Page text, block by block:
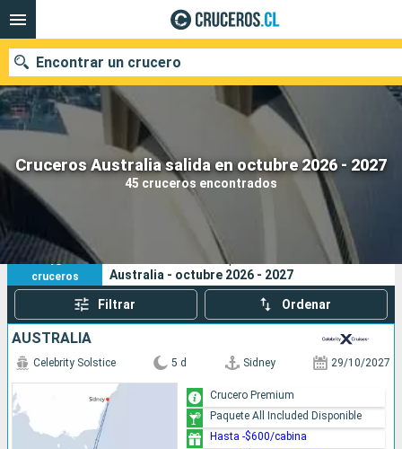
Cruceros Australia salida en octubre 2026 - 2027
45 cruceros encontrados
Encontrar un crucero
Nuestros destinos
Fecha de salida
Puertos Compañías
Buscar
45
cruceros
Sus criterios de búsqueda:
Australia - octubre 2026 - 2027
Filtrar Ordenar
AUSTRALIA
Celebrity Solstice 5 d Sidney 29/10/2027
Crucero Premium
Paquete All Included Disponible
Hasta -$600/cabina